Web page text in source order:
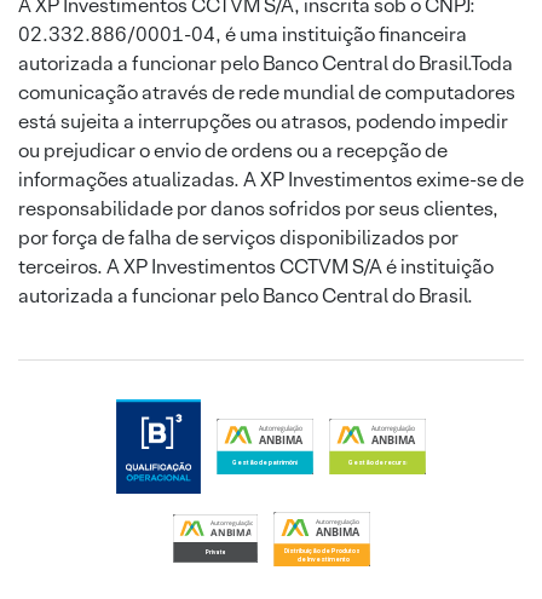
A XP Investimentos CCTVM S/A, inscrita sob o CNPJ:
02.332.886/0001-04, é uma instituição financeira
autorizada a funcionar pelo Banco Central do Brasil.Toda
comunicação através de rede mundial de computadores
está sujeita a interrupções ou atrasos, podendo impedir
ou prejudicar o envio de ordens ou a recepção de
informações atualizadas. A XP Investimentos exime-se de
responsabilidade por danos sofridos por seus clientes,
por força de falha de serviços disponibilizados por
terceiros. A XP Investimentos CCTVM S/A é instituição
autorizada a funcionar pelo Banco Central do Brasil.